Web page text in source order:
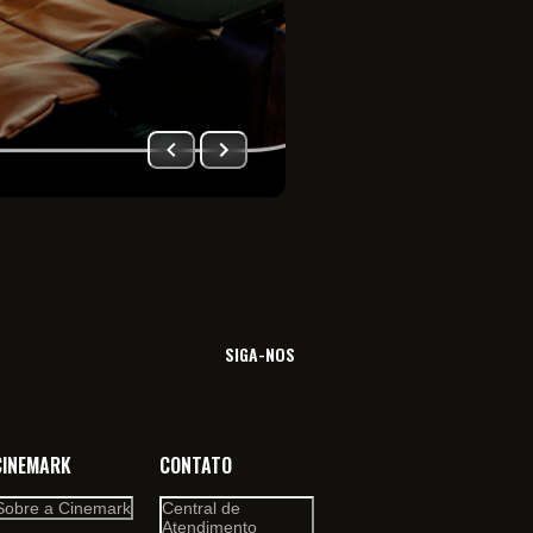
SIGA-NOS
a Cinemark
CONTATO
Central de
Atendimento